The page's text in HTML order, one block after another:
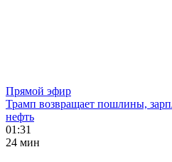
Прямой эфир
Трамп возвращает пошлины,
нефть
01:31
24 мин